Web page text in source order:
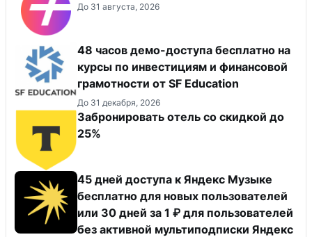
До 31 августа, 2026
48 часов демо-доступа бесплатно на
курсы по инвестициям и финансовой
грамотности от SF Education
До 31 декабря, 2026
Забронировать отель со скидкой до
25%
45 дней доступа к Яндекс Музыке
бесплатно для новых пользователей
или 30 дней за 1 ₽ для пользователей
без активной мультиподписки Яндекс